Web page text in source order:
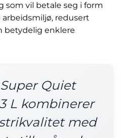
som vil betale seg i form
redusert
betydelig enklere
Quiet
L kombinerer
med